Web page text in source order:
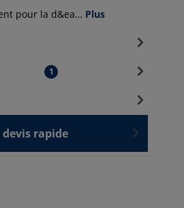
pour la d&ea… Plus
1
rapide